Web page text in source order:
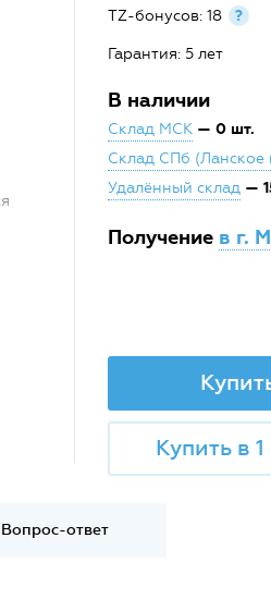
TZ-бонусов: 18 ?
Гарантия: 5 лет
В наличии
Склад МСК — 0 шт.
Склад СПб (Ланское
Удалённый склад —
Получение в г.
Купить в
Вопрос-ответ